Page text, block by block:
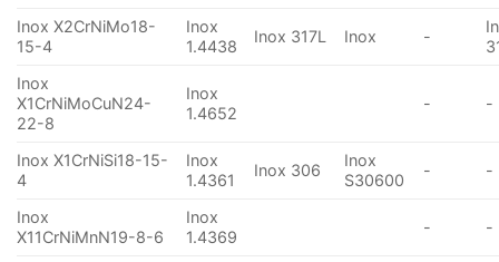
Inox X2CrNiMo18-
15-4
Inox
1.4438
Inox 317L Inox -
Inox
X1CrNiMoCuN24-
22-8
Inox
1.4652
- -
Inox X1CrNiSi18-15-
4
Inox
1.4361
Inox 306
Inox
S30600
- -
Inox
X11CrNiMnN19-8-6
Inox
1.4369
- -